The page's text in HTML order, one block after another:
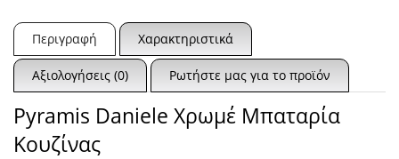
Περιγραφή Χαρακτηριστικά
Αξιολογήσεις (0) Ρωτήστε μας για το προϊόν
Pyramis Daniele Χρωμέ Μπαταρία
Κουζίνας